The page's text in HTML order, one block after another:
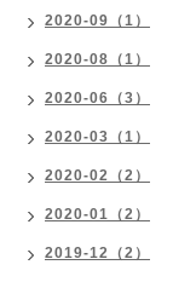
2020-09（1）
2020-08（1）
2020-06（3）
2020-03（1）
2020-02（2）
2020-01（2）
2019-12（2）